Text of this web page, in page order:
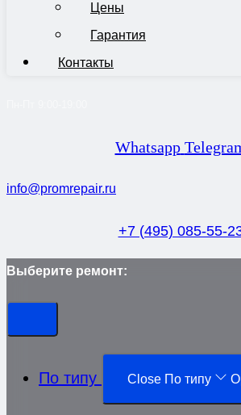
Цены
Гарантия
Контакты
Whatsapp
info@promrepair.ru
+7 (495) 085-55-
Выберите ремонт:
По типу Close По типу